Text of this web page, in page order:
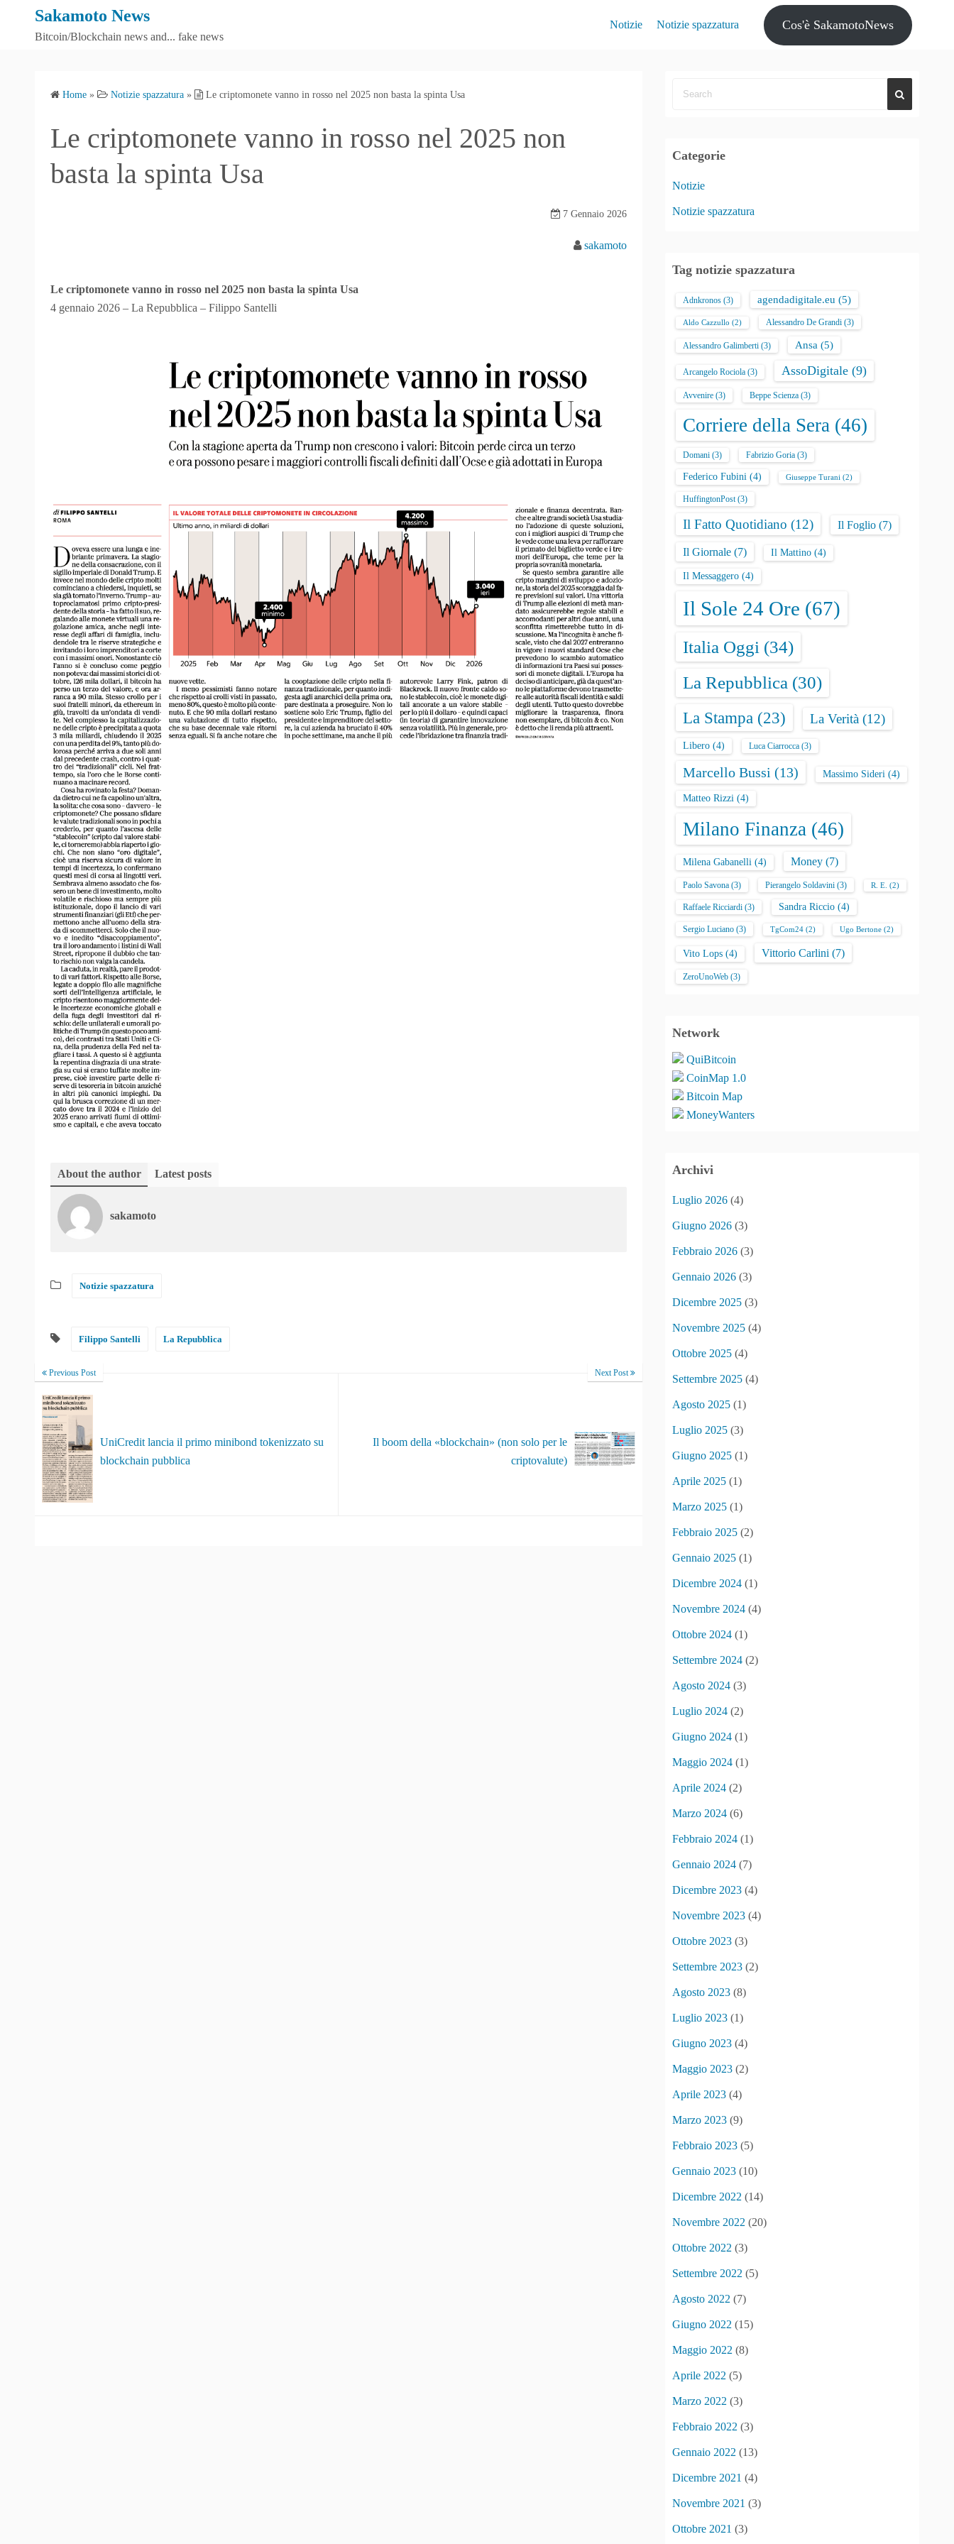
Sakamoto News
Bitcoin/Blockchain news and... fake news
Notizie Notizie spazzatura Cos'è SakamotoNews
Home » Notizie spazzatura » Le criptomonete vanno in rosso nel 2025 non basta la spinta Usa
Le criptomonete vanno in rosso nel 2025 non
basta la spinta Usa
7 Gennaio 2026
sakamoto
Le criptomonete vanno in rosso nel 2025 non basta la spinta Usa
4 gennaio 2026 – La Repubblica – Filippo Santelli
About the author Latest posts
sakamoto
Notizie spazzatura
Filippo Santelli La Repubblica
Previous Post
UniCredit lancia il primo minibond tokenizzato su
blockchain pubblica
Next Post
Il boom della «blockchain» (non solo per le
criptovalute)
Categorie
Notizie
Notizie spazzatura
Tag notizie spazzatura
Adnkronos (3) agendadigitale.eu (5)
Aldo Cazzullo (2) Alessandro De Grandi (3)
Alessandro Galimberti (3) Ansa (5)
Arcangelo Rociola (3) AssoDigitale (9)
Avvenire (3) Beppe Scienza (3)
Corriere della Sera (46)
Domani (3) Fabrizio Goria (3)
Federico Fubini (4) Giuseppe Turani (2)
HuffingtonPost(3)
Il Fatto Quotidiano (12) Il Foglio (7)
Il Giornale (7) Il Mattino (4)
Il Messaggero (4)
Il Sole 24 Ore (67)
Italia Oggi (34)
La Repubblica (30)
La Stampa (23) La Verità (12)
Libero (4) Luca Ciarrocca (3)
Marcello Bussi (13) Massimo Sideri (4)
Matteo Rizzi (4)
Milano Finanza (46)
Milena Gabanelli (4) Money (7)
Paolo Savona (3) Pierangelo Soldavini (3) R. E. (2)
Raffaele Ricciardi (3) Sandra Riccio (4)
Sergio Luciano (3) TgCom24 (2) Ugo Bertone (2)
Vito Lops (4) Vittorio Carlini (7)
ZeroUnoWeb (3)
Network
QuiBitcoin
CoinMap 1.0
Bitcoin Map
MoneyWanters
Archivi
Luglio 2026 (4)
Giugno 2026 (3)
Febbraio 2026 (3)
Gennaio 2026 (3)
Dicembre 2025 (3)
Novembre 2025 (4)
Ottobre 2025 (4)
Settembre 2025 (4)
Agosto 2025 (1)
Luglio 2025 (3)
Giugno 2025 (1)
Aprile 2025 (1)
Marzo 2025 (1)
Febbraio 2025 (2)
Gennaio 2025 (1)
Dicembre 2024 (1)
Novembre 2024 (4)
Ottobre 2024 (1)
Settembre 2024 (2)
Agosto 2024 (3)
Luglio 2024 (2)
Giugno 2024 (1)
Maggio 2024 (1)
Aprile 2024 (2)
Marzo 2024 (6)
Febbraio 2024 (1)
Gennaio 2024 (7)
Dicembre 2023 (4)
Novembre 2023 (4)
Ottobre 2023 (3)
Settembre 2023 (2)
Agosto 2023 (8)
Luglio 2023 (1)
Giugno 2023 (4)
Maggio 2023 (2)
Aprile 2023 (4)
Marzo 2023 (9)
Febbraio 2023 (5)
Gennaio 2023 (10)
Dicembre 2022 (14)
Novembre 2022 (20)
Ottobre 2022 (3)
Settembre 2022 (5)
Agosto 2022 (7)
Giugno 2022 (15)
Maggio 2022 (8)
Aprile 2022 (5)
Marzo 2022 (3)
Febbraio 2022 (3)
Gennaio 2022 (13)
Dicembre 2021 (4)
Novembre 2021 (3)
Ottobre 2021 (3)